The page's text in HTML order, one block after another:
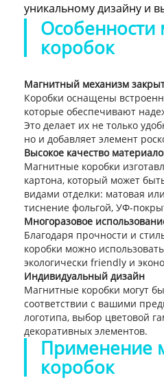
уникальному дизайну и
Особенности
коробок
Магнитный механизм
Коробки оснащены
которые обеспечивают
Это делает их не только
но и добавляет элемент
Высокое качество
Магнитные коробки
картона, который может
видами отделки: матовая
тиснение фольгой, УФ-
Многоразовое
Благодаря прочности и
коробки можно
экологически friendly и
Индивидуальный дизайн
Магнитные коробки могут
соответствии с вашими
логотипа, выбор цветовой
декоративных элементов.
Применение
коробок